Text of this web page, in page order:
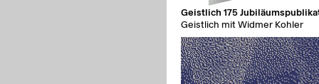
Geistlich 175
Geistlich mit Widmer Kohler